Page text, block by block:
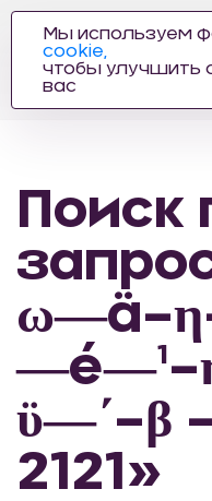
Поиск
ϋ―΄–β
2121»
Мы используем
cookie,
чтобы улучшить
вас